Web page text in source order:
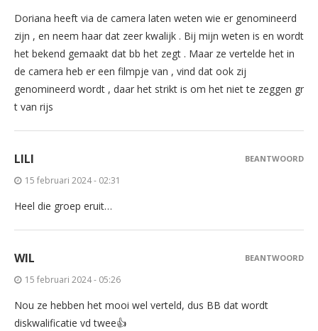
Doriana heeft via de camera laten weten wie er genomineerd
zijn , en neem haar dat zeer kwalijk . Bij mijn weten is en wordt
het bekend gemaakt dat bb het zegt . Maar ze vertelde het in
de camera heb er een filmpje van , vind dat ook zij
genomineerd wordt , daar het strikt is om het niet te zeggen gr
t van rijs
LILI
15 februari 2024 - 02:31
Heel die groep eruit…
BEANTWOORD
WIL
15 februari 2024 - 05:26
Nou ze hebben het mooi wel verteld, dus BB dat wordt
diskwalificatie vd twee👍
BEANTWOORD